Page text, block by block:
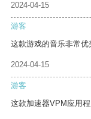
2024-04-15
游客
这款游戏的音乐非常优
2024-04-15
游客
这款加速器VPM应用